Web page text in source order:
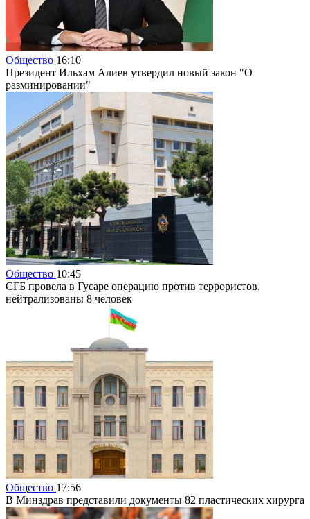
Общество 16:10
Президент Ильхам Алиев утвердил новый закон "О
разминировании"
Общество 10:45
СГБ провела в Гусаре операцию против террористов,
нейтрализованы 8 человек
Общество 17:56
В Минздрав представили документы 82 пластических хирурга